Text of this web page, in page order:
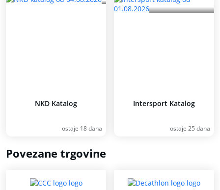
NKD Katalog
ostaje 18 dana
Intersport Katalog
ostaje 25 dana
Povezane trgovine